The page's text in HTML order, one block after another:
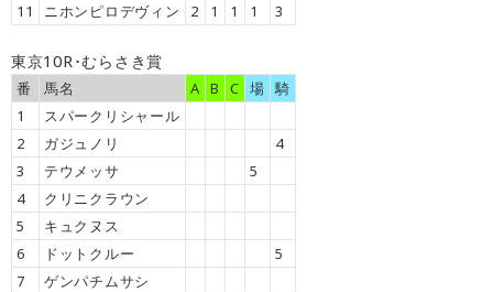
11
ニホンピロデヴィン 2 1 1 1 3
東京10R･むらさき賞
番 馬名 A B C 場 騎
1
スパークリシャール
2
ガジュノリ
4
3
テウメッサ
5
4
クリニクラウン
5
キュクヌス
6
ドットクルー
5
7
ゲンパチムサシ